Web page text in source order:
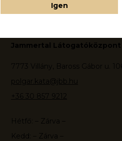
Jammertal Látogatóközpont
7773 Villány, Baross Gábor u. 106.
polgar.kata@jbb.hu
+36 30 857 9212
Hétfő: – Zárva –
Kedd: – Zárva –
Igen